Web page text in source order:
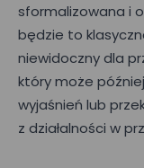
sformalizowana i
będzie to
niewidoczny dla
który może
wyjaśnień lub
z działalności w